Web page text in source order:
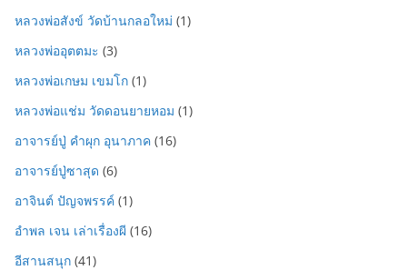
หลวงพ่อสังข์ วัดบ้านกลอใหม่ (1)
หลวงพ่ออุตตมะ (3)
หลวงพ่อเกษม เขมโก (1)
หลวงพ่อแช่ม วัดดอนยายหอม (1)
อาจารย์ปู่ คำผุก อุนาภาค (16)
อาจารย์ปู่ซาสุด (6)
อาจินต์ ปัญจพรรค์ (1)
อำพล เจน เล่าเรื่องผี (16)
อีสานสนุก (41)